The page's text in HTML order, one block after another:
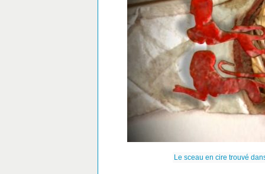
Le sceau en cire trouvé